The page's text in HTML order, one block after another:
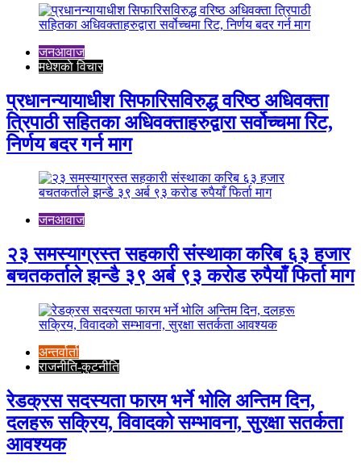
जनआवाज
मधेशकाे विचार
प्रधानन्यायाधीश सिफारिसविरुद्ध वरिष्ठ अधिवक्ता
त्रिपाठी सहितका अधिवक्ताहरुद्वारा सर्वोच्चमा रिट,
निर्णय बदर गर्न माग
जनआवाज
२३ समस्याग्रस्त सहकारी संस्थाका करिब ६३ हजार
बचतकर्ताले झन्डै ३९ अर्ब ९३ करोड रुपैयाँ फिर्ता माग
अन्तर्वार्ता
राजनीति-कुटनीति
रेडक्रस सदस्यता फारम भर्ने भोलि अन्तिम दिन,
दलहरू सक्रिय, विवादको सम्भावना, सुरक्षा सतर्कता
आवश्यक